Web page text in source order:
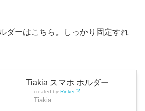
ダーはこちら。しっかり固定すれ
Tiakia スマホ ホルダー
created byRinker
Tiakia